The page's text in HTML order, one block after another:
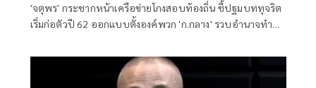
'จตุพร' กระชากหน้าเครือข่ายโกงสอบท้องถิ่น ชี้ปฐมบททุจริต
เริ่มก่อตัวปี 62 ออกแบบตั้งองค์พวก 'ก.กลาง' รวบอำนาจทำ
62 จับกุมลงโทษให้เข็ดหลาบ